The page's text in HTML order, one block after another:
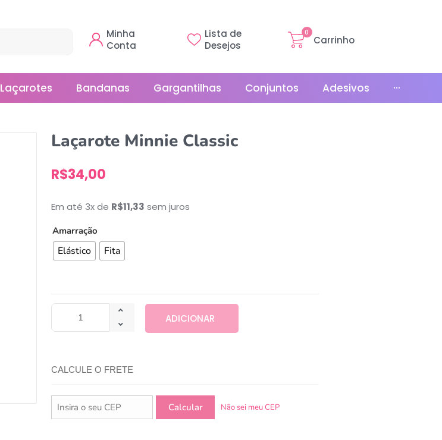
Minha
Conta
Lista de
Desejos
Carrinho
0
Laçarotes Bandanas Gargantilhas Conjuntos Adesivos ···
Laçarote Minnie Classic
R$34,00
Em até 3x de R$11,33 sem juros
Amarração
Elástico Fita
ADICIONAR
CALCULE O FRETE
Não sei meu CEP